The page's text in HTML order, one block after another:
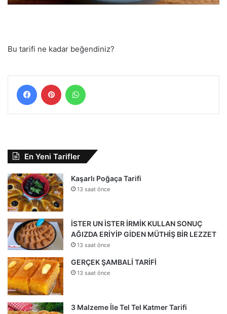
Bu tarifi ne kadar beğendiniz?
FacebookPinterest
En Yeni Tarifler
Kaşarlı Poğaça Tarifi
13 saat önce
İSTER UN İSTER İRMİK KULLAN SONUÇ
AĞIZDA ERİYİP GİDEN MÜTHİŞ BİR LEZZET
13 saat önce
GERÇEK ŞAMBALİ TARİFİ
13 saat önce
3 Malzeme İle Tel Tel Katmer Tarifi